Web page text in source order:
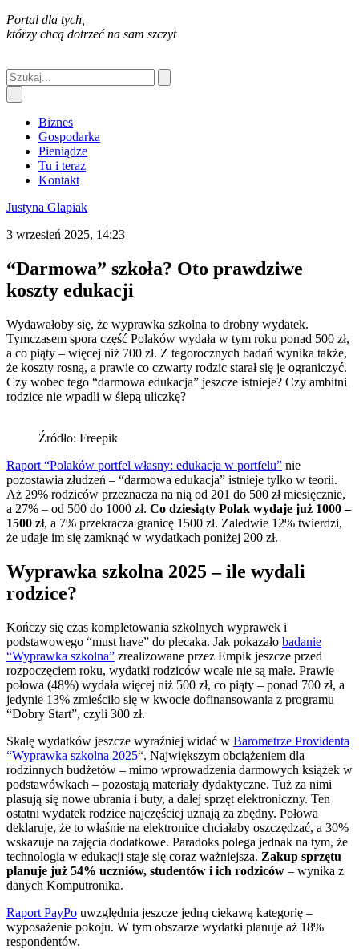
Portal dla tych,
którzy chcą dotrzeć na sam szczyt
Biznes
Gospodarka
Pieniądze
Tu i teraz
Kontakt
Justyna Glapiak
3 wrzesień 2025, 14:23
“Darmowa” szkoła? Oto prawdziwe
koszty edukacji
Wydawałoby się, że wyprawka szkolna to drobny wydatek.
Tymczasem spora część Polaków wydała w tym roku ponad 500 zł,
a co piąty – więcej niż 700 zł. Z tegorocznych badań wynika także,
że koszty rosną, a prawie co czwarty rodzic starał się je ograniczyć.
Czy wobec tego “darmowa edukacja” jeszcze istnieje? Czy ambitni
rodzice nie wpadli w ślepą uliczkę?
Źródło: Freepik
Raport “Polaków portfel własny: edukacja w portfelu” nie
pozostawia złudzeń – “darmowa edukacja” istnieje tylko w teorii.
Aż 29% rodziców przeznacza na nią od 201 do 500 zł miesięcznie,
a 27% – od 500 do 1000 zł. Co dziesiąty Polak wydaje już 1000 –
1500 zł, a 7% przekracza granicę 1500 zł. Zaledwie 12% twierdzi,
że udaje im się zamknąć w wydatkach poniżej 200 zł.
Wyprawka szkolna 2025 – ile wydali
rodzice?
Kończy się czas kompletowania szkolnych wyprawek i
podstawowego “must have” do plecaka. Jak pokazało badanie
“Wyprawka szkolna” zrealizowane przez Empik jeszcze przed
rozpoczęciem roku, wydatki rodziców wcale nie są małe. Prawie
połowa (48%) wydała więcej niż 500 zł, co piąty – ponad 700 zł, a
jedynie 13% zmieściło się w kwocie dofinansowania z programu
“Dobry Start”, czyli 300 zł.
Skalę wydatków jeszcze wyraźniej widać w Barometrze Providenta
“Wyprawka szkolna 2025“. Największym obciążeniem dla
rodzinnych budżetów – mimo wprowadzenia darmowych książek w
podstawówkach – pozostają materiały dydaktyczne. Tuż za nimi
plasują się nowe ubrania i buty, a dalej sprzęt elektroniczny. Ten
ostatni wydatek rodzice najczęściej uznają za zbędny. Połowa
deklaruje, że to właśnie na elektronice chciałaby oszczędzać, a 30%
wskazuje na zajęcia dodatkowe. Paradoks polega jednak na tym, że
technologia w edukacji staje się coraz ważniejsza. Zakup sprzętu
planuje już 54% uczniów, studentów i ich rodziców – wynika z
danych Komputronika.
Raport PayPo uwzględnia jeszcze jedną ciekawą kategorię –
wyposażenie pokoju. W tym obszarze wydatki planuje aż 18%
respondentów.